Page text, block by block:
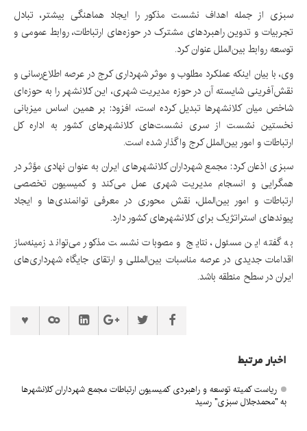
سبزی از جمله اهداف نشست مذکور را ایجاد هماهنگی بیشتر، تبادل
تجربیات و تدوین راهبردهای مشترک در حوزه‌های ارتباطات، روابط عمومی و
توسعه روابط بین‌الملل عنوان کرد.
وی، با بیان اینکه عملکرد مطلوب و موثر شهرداری کرج در عرصه اطلاع‌رسانی و
نقش‌آفرینی شایسته آن در حوزه مدیریت شهری، این کلانشهر را به حوزه‌ای
شاخص میان کلانشهرها تبدیل کرده است، افزود: بر همین اساس میزبانی
نخستین نشست از سری نشست‌های کلانشهرهای کشور به اداره کل
ارتباطات و امور بین‌الملل کرج واگذار شده است.
سبزی اذعان کرد: مجمع شهرداران کلانشهرهای ایران به عنوان نهادی مؤثر در
همگرایی و انسجام مدیریت شهری عمل می‌کند و کمیسیون تخصصی
ارتباطات و امور بین‌الملل، نقش محوری در معرفی توانمندی‌ها و ایجاد
پیوندهای استراتژیک برای کلانشهرهای کشور دارد.
به گفته این مسئول، نتایج و مصوبات نشست مذکور می‌تواند زمینه‌ساز
اقدامات جدیدی در عرصه مناسبات بین‌المللی و ارتقای جایگاه شهرداری‌های
ایران در سطح منطقه باشد.
اخبار مرتبط
ریاست کمیته توسعه و راهبردی کمیسیون ارتباطات مجمع شهرداران کلانشهرها
به "محمدجلال سبزی" رسید